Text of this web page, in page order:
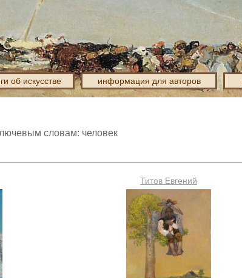
об искусстве информация для авторов
словам: человек
Титов Евгений